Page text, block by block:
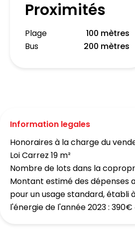
Proximités
Plage
100 mètres
Bus
200 mètres
Information legales
Honoraires à la charge du
Loi Carrez 19 m²
Nombre de lots dans la
Montant estimé des dépenses
pour un usage standard, établi
l'énergie de l'année 2023 :